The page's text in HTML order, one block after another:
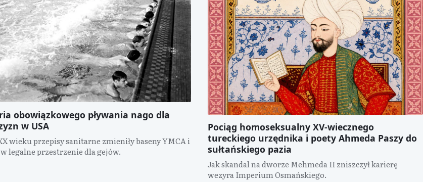
obowiązkowego pływania nago dla
w USA
wieku przepisy sanitarne zmieniły baseny YMCA i
w legalne przestrzenie dla gejów.
Pociąg homoseksualny XV-wiecznego
tureckiego urzędnika i poety Ahmeda Paszy do
sułtańskiego pazia
Jak skandal na dworze Mehmeda II zniszczył karierę
wezyra Imperium Osmańskiego.